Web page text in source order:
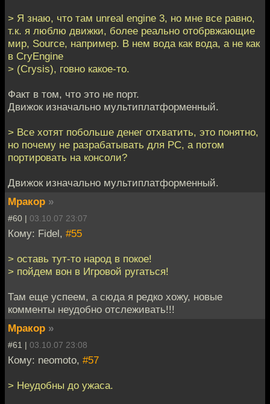
> Я знаю, что там unreal engine 3, но мне все равно,
т.к. я люблю движки, более реально отобрвжающие
мир, Source, например. В нем вода как вода, а не как
в CryEngine
> (Crysis), говно какое-то.
Факт в том, что это не порт.
Движок изначально мультиплатформенный.
> Все хотят побольше денег отхватить, это понятно,
но почему не разрабатывать для PC, а потом
портировать на консоли?
Движок изначально мультиплатформенный.
Мракор »
#60 | 03.10.07 23:07
Кому: Fidel, #55
> оставь тут-то народ в покое!
> пойдем вон в Игровой ругаться!
Там еще успеем, а сюда я редко хожу, новые
комменты неудобно отслеживать!!!
Мракор »
#61 | 03.10.07 23:08
Кому: neomoto, #57
> Неудобны до ужаса.